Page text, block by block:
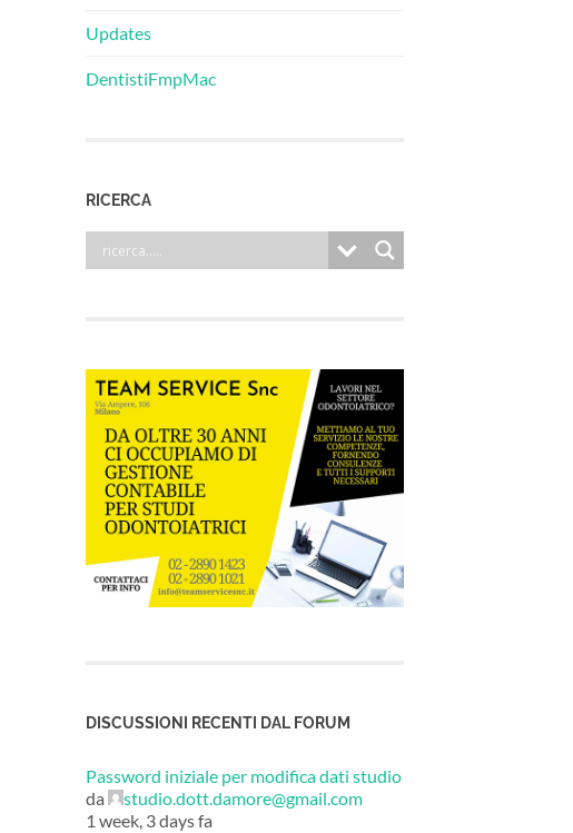
Updates
DentistiFmpMac
RICERCA
DISCUSSIONI RECENTI DAL FORUM
Password iniziale per modifica dati studio
da
studio.dott.damore@gmail.com
1 week, 3 days fa